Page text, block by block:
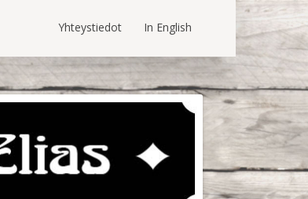
In English
Yhteystiedot